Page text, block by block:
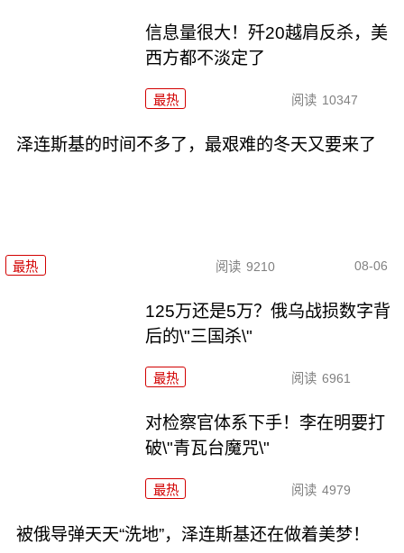
信息量很大！歼20越肩反杀，美
西方都不淡定了
最热 阅读 10347
泽连斯基的时间不多了，最艰难的冬天又要来了
最热 阅读 9210 08-06
125万还是5万？俄乌战损数字背
后的\"三国杀\"
最热 阅读 6961
对检察官体系下手！李在明要打
破\"青瓦台魔咒\"
最热 阅读 4979
被俄导弹天天“洗地”，泽连斯基还在做着美梦！